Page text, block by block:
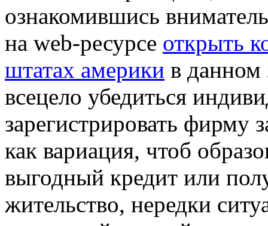
ознакомившись
на web-ресурсе открыть
штатах америки в данном
всецело убедиться
зарегистрировать фирму
как вариация, чтоб
выгодный кредит или
жительство, нередки